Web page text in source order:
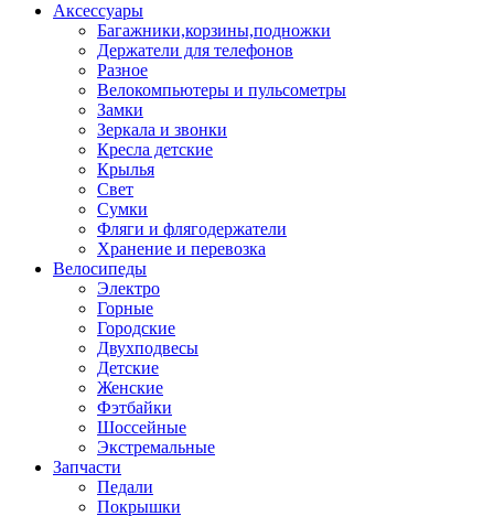
Аксессуары
Багажники,корзины,подножки
Держатели для телефонов
Разное
Велокомпьютеры и пульсометры
Замки
Зеркала и звонки
Кресла детские
Крылья
Свет
Сумки
Фляги и флягодержатели
Хранение и перевозка
Велосипеды
Электро
Горные
Городские
Двухподвесы
Детские
Женские
Фэтбайки
Шоссейные
Экстремальные
Запчасти
Педали
Покрышки